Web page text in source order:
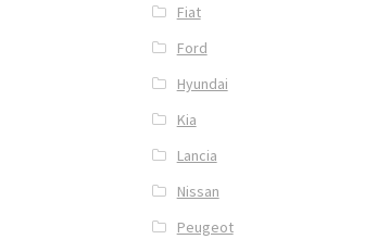
Fiat
Ford
Hyundai
Kia
Lancia
Nissan
Peugeot